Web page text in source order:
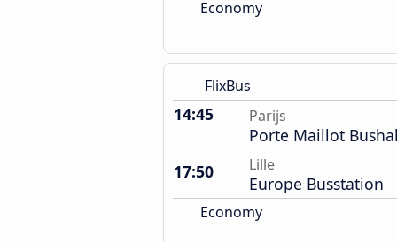
Economy
FlixBus
14:45 Parijs
Porte Maillot
17:50
Lille
Europe Busstation
Economy